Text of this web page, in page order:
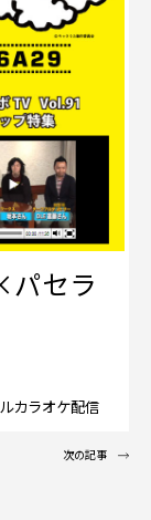
パセラ
カラオケ配信
次の記事